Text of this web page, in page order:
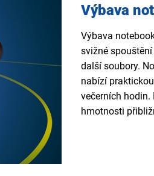
Výbava
Výbava
svižné
další soubory.
nabízí
večerních hodin.
hmotnosti